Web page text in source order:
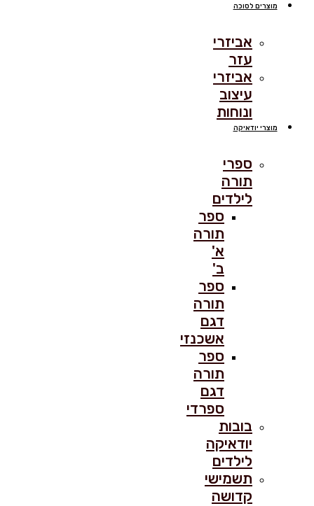
מוצרים לסוכה
אביזרי
עזר
אביזרי
עיצוב
ונוחות
מוצרי יודאיקה
ספרי
תורה
לילדים
ספר
תורה
א'
ב'
ספר
תורה
דגם
אשכנזי
ספר
תורה
דגם
ספרדי
בובות
יודאיקה
לילדים
תשמישי
קדושה